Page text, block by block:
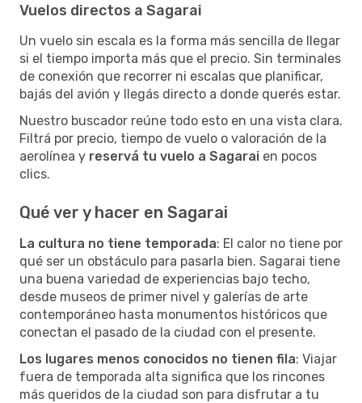
Vuelos directos a Sagarai
Un vuelo sin escala es la forma más sencilla de llegar
si el tiempo importa más que el precio. Sin terminales
de conexión que recorrer ni escalas que planificar,
bajás del avión y llegás directo a donde querés estar.
Nuestro buscador reúne todo esto en una vista clara.
Filtrá por precio, tiempo de vuelo o valoración de la
aerolínea y reservá tu vuelo a Sagarai en pocos
clics.
Qué ver y hacer en Sagarai
La cultura no tiene temporada: El calor no tiene por
qué ser un obstáculo para pasarla bien. Sagarai tiene
una buena variedad de experiencias bajo techo,
desde museos de primer nivel y galerías de arte
contemporáneo hasta monumentos históricos que
conectan el pasado de la ciudad con el presente.
Los lugares menos conocidos no tienen fila: Viajar
fuera de temporada alta significa que los rincones
más queridos de la ciudad son para disfrutar a tu